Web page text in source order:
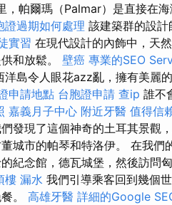
帕爾瑪（Palmar）是直接在
證過期如何處理 該建築群的設計
實習 在現代設計的內飾中，天
和放鬆。 壁癌 專業的SEO
洋島令人眼花azz亂，擁有美麗
申請地點 台胞證申請 查ip 誰不
嘉義月子中心 附近牙醫 值得信
發現了這個神奇的土耳其景觀
城市的帕琴和特洛伊。 在我
紀念館，德瓦城堡，然後訪問
樓 漏水 我們引導乘客回到幾個
。 高雄牙醫 詳細的Google